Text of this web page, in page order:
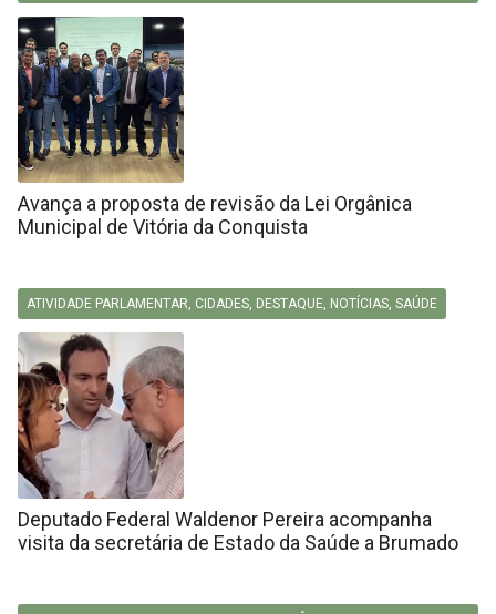
Avança a proposta de revisão da Lei Orgânica
Municipal de Vitória da Conquista
ATIVIDADE PARLAMENTAR, CIDADES, DESTAQUE, NOTÍCIAS, SAÚDE
Deputado Federal Waldenor Pereira acompanha
visita da secretária de Estado da Saúde a Brumado